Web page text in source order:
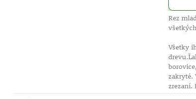
Rez
Všetky
zakryté.
zrezaní.